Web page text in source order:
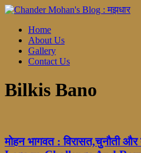
Home
About Us
Gallery
Contact Us
Bilkis Bano
मोहन भागवत : विरासत,चुनौती